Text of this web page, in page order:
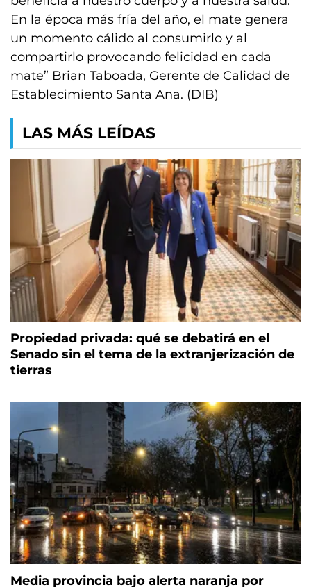
En la época más fría del año, el mate genera
un momento cálido al consumirlo y al
compartirlo provocando felicidad en cada
mate” Brian Taboada, Gerente de Calidad de
Establecimiento Santa Ana. (DIB)
LAS MÁS LEÍDAS
Propiedad privada: qué se debatirá en el
Senado sin el tema de la extranjerización de
tierras
Media provincia bajo alerta naranja por